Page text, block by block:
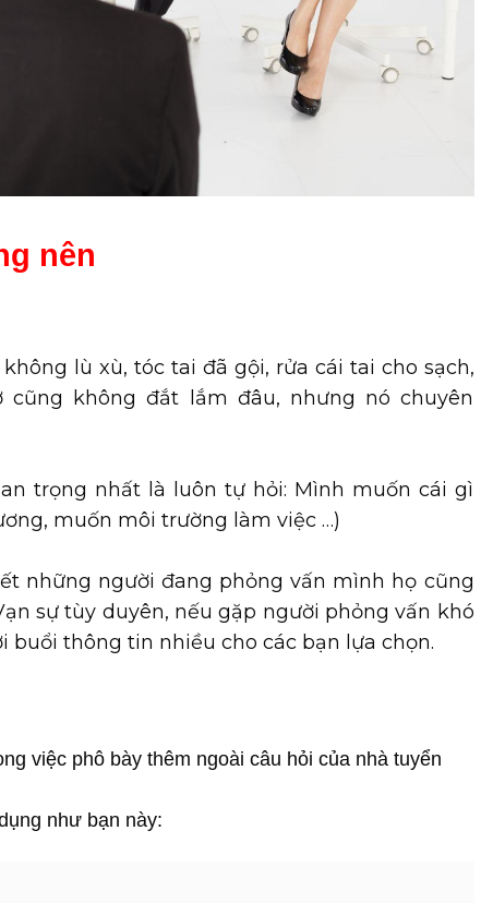
nên
lù xù, tóc tai đã gội, rửa cái tai cho sạch,
không đắt lắm đâu, nhưng nó chuyên
trọng nhất là luôn tự hỏi: Mình muốn cái gì
muốn môi trường làm việc …)
những người đang phỏng vấn mình họ cũng
sự tùy duyên, nếu gặp người phỏng vấn khó
thông tin nhiều cho các bạn lựa chọn.
việc phô bày thêm ngoài câu hỏi của nhà tuyển
như bạn này: